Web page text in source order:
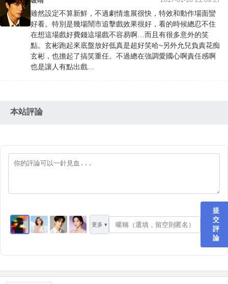
雖然設定不算新鮮，不過劇情進展很快，特效和動作場面蠻
好看。特別是幾場鬧市追擊戲效果很好，看的時候總忍不住
在想這場戲好費錢這場戲不容易啊…而且有很多意外的笑
點。玄彬跑起來底盤放好低真是超好笑哈~另外允兒負責花痴
玄彬，也擔起了搞笑重任。不過總在強調愛國心啊責任感啊
也是讓人有點出戲…
本站評論
更多 ▾
提
交
評
論